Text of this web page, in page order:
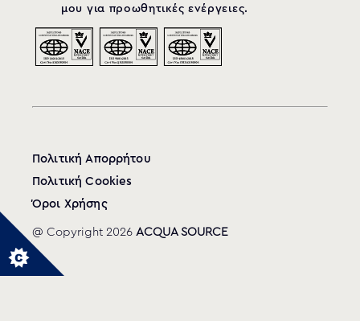
μου για προωθητικές ενέργειες.
Πολιτική Απορρήτου
Πολιτική Cookies
Όροι Χρήσης
@ Copyright 2026 ACQUA SOURCE